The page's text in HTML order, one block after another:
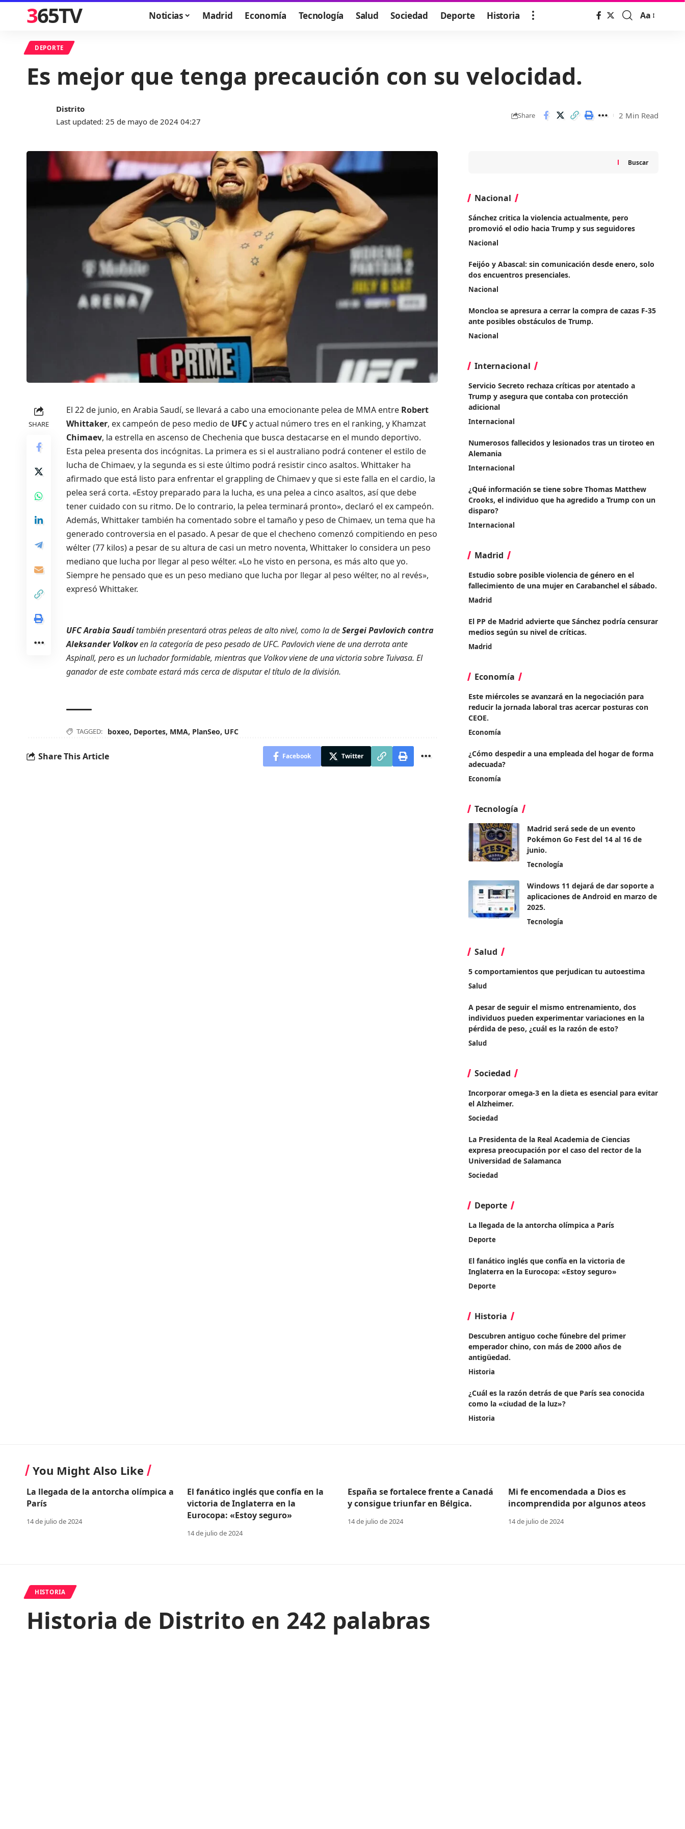
365TV Noticias Madrid Economía Tecnología Salud Sociedad Deporte Historia
Font
Aa
DEPORTE
Es mejor que tenga precaución con su velocidad.
Last updated: 25 de mayo de 2024 04:27
Distrito
Share 2 Min Read
SHARE
El 22 de junio, en Arabia Saudí, se llevará a cabo una emocionante pelea de MMA entre Robert
Whittaker, ex campeón de peso medio de UFCy actual número tres en el ranking, y Khamzat
Chimaev, la estrella en ascenso de Chechenia que busca destacarse en el mundo deportivo.
Esta pelea presenta dos incógnitas. La primera es si el australiano podrá contener el estilo de
lucha de Chimaev, y la segunda es si este último podrá resistir cinco asaltos. Whittaker ha
afirmado que está listo para enfrentar el grappling de Chimaev y que si este falla en el cardio, la
pelea será corta. «Estoy preparado para la lucha, es una pelea a cinco asaltos, así que debe
tener cuidado con su ritmo. De lo contrario, la pelea terminará pronto», declaró el ex campeón.
Además, Whittaker también ha comentado sobre el tamaño y peso de Chimaev, un tema que ha
generado controversia en el pasado. A pesar de que el checheno comenzó compitiendo en peso
wélter (77 kilos) a pesar de su altura de casi un metro noventa, Whittaker lo considera un peso
mediano que lucha por llegar al peso wélter. «Lo he visto en persona, es más alto que yo.
Siempre he pensado que es un peso mediano que lucha por llegar al peso wélter, no al revés»,
expresó Whittaker.
UFC Arabia Saudítambién presentará otras peleas de alto nivel, como la deSergei Pavlovich contra
Aleksander Volkoven la categoría de peso pesado de UFC. Pavlovich viene de una derrota ante
Aspinall, pero es un luchador formidable, mientras que Volkov viene de una victoria sobre Tuivasa. El
ganador de este combate estará más cerca de disputar el título de la división.
TAGGED: boxeo, Deportes, MMA, PlanSeo, UFC
Share This Article Facebook Twitter
Buscar
Nacional
Sánchez critica la violencia actualmente, pero
promovió el odio hacia Trump y sus seguidores
Nacional
Feijóo y Abascal: sin comunicación desde enero, solo
dos encuentros presenciales.
Nacional
Moncloa se apresura a cerrar la compra de cazas F-35
ante posibles obstáculos de Trump.
Nacional
Internacional
Servicio Secreto rechaza críticas por atentado a
Trump y asegura que contaba con protección
adicional
Internacional
Numerosos fallecidos y lesionados tras un tiroteo en
Alemania
Internacional
¿Qué información se tiene sobre Thomas Matthew
Crooks, el individuo que ha agredido a Trump con un
disparo?
Internacional
Madrid
Estudio sobre posible violencia de género en el
fallecimiento de una mujer en Carabanchel el sábado.
Madrid
El PP de Madrid advierte que Sánchez podría censurar
medios según su nivel de críticas.
Madrid
Economía
Este miércoles se avanzará en la negociación para
reducir la jornada laboral tras acercar posturas con
CEOE.
Economía
¿Cómo despedir a una empleada del hogar de forma
adecuada?
Economía
Tecnología
Madrid será sede de un evento
Pokémon Go Fest del 14 al 16 de
junio.
Tecnología
Windows 11 dejará de dar soporte a
aplicaciones de Android en marzo de
2025.
Tecnología
Salud
5 comportamientos que perjudican tu autoestima
Salud
A pesar de seguir el mismo entrenamiento, dos
individuos pueden experimentar variaciones en la
pérdida de peso, ¿cuál es la razón de esto?
Salud
Sociedad
Incorporar omega-3 en la dieta es esencial para evitar
el Alzheimer.
Sociedad
La Presidenta de la Real Academia de Ciencias
expresa preocupación por el caso del rector de la
Universidad de Salamanca
Sociedad
Deporte
La llegada de la antorcha olímpica a París
Deporte
El fanático inglés que confía en la victoria de
Inglaterra en la Eurocopa: «Estoy seguro»
Deporte
Historia
Descubren antiguo coche fúnebre del primer
emperador chino, con más de 2000 años de
antigüedad.
Historia
¿Cuál es la razón detrás de que París sea conocida
como la «ciudad de la luz»?
Historia
You Might Also Like
La llegada de la antorcha olímpica a
París
14 de julio de 2024
El fanático inglés que confía en la
victoria de Inglaterra en la
Eurocopa: «Estoy seguro»
14 de julio de 2024
España se fortalece frente a Canadá
y consigue triunfar en Bélgica.
14 de julio de 2024
Mi fe encomendada a Dios es
incomprendida por algunos ateos
14 de julio de 2024
HISTORIA
Historia de Distrito en 242 palabras